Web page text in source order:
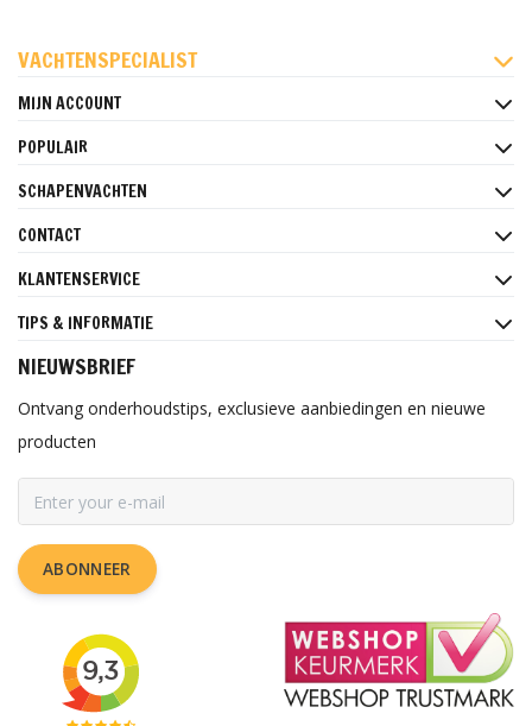
VACHTENSPECIALIST
MIJN ACCOUNT
POPULAIR
SCHAPENVACHTEN
CONTACT
KLANTENSERVICE
TIPS & INFORMATIE
NIEUWSBRIEF
Ontvang onderhoudstips, exclusieve aanbiedingen en nieuwe
producten
ABONNEER